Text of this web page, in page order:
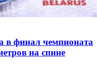
финал чемпионата
на спине